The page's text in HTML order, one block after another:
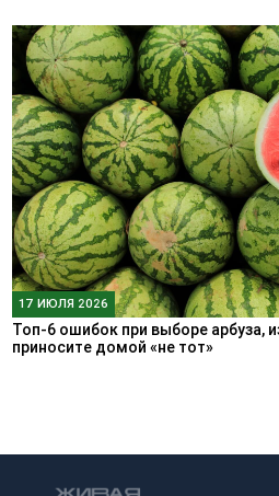
17 ИЮЛЯ 2026
Топ-6 ошибок при выборе арбуза,
приносите домой «не тот»